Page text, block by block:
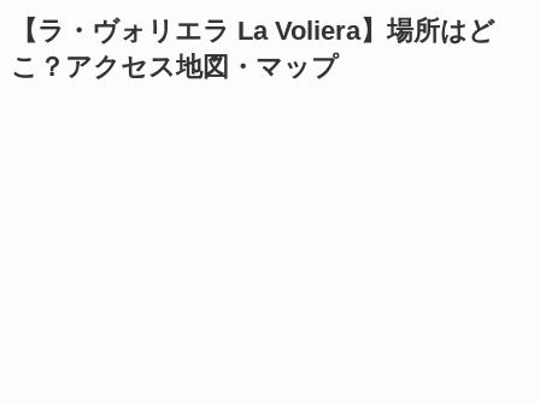
【ラ・ヴォリエラ La Voliera】場所はど
こ？アクセス地図・マップ